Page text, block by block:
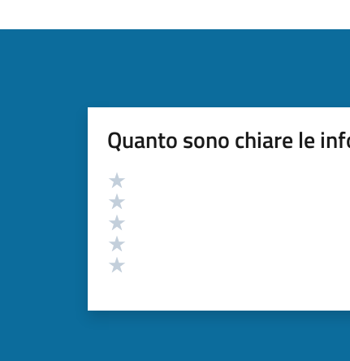
Quanto sono chiare le
Valutazione